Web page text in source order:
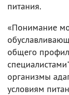
питания.
«Понимание
общего
организмы
условиям